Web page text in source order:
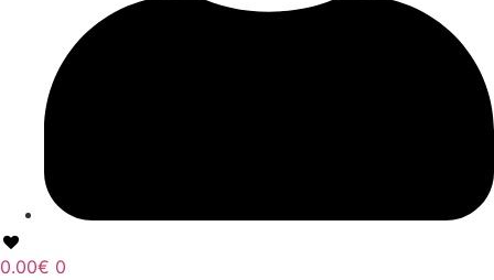
0.00€ 0